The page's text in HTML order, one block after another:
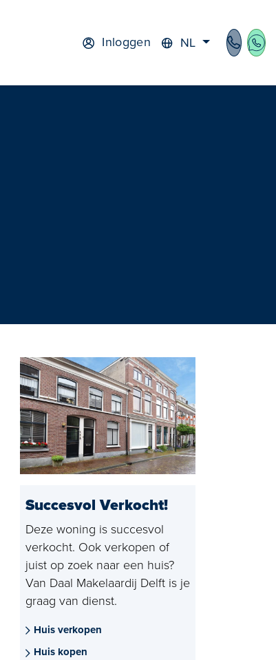
Inloggen NL
Succesvol Verkocht!
Deze woning is succesvol
verkocht. Ook verkopen of
juist op zoek naar een huis?
Van Daal Makelaardij Delft is je
graag van dienst.
Huis verkopen
Huis kopen